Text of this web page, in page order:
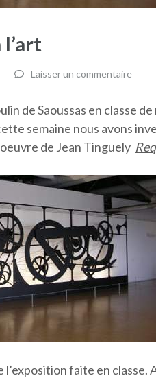
l’art
Laisser un commentaire
de Saoussas en classe
semaine nous avons
de Jean Tinguely
faite en classe.